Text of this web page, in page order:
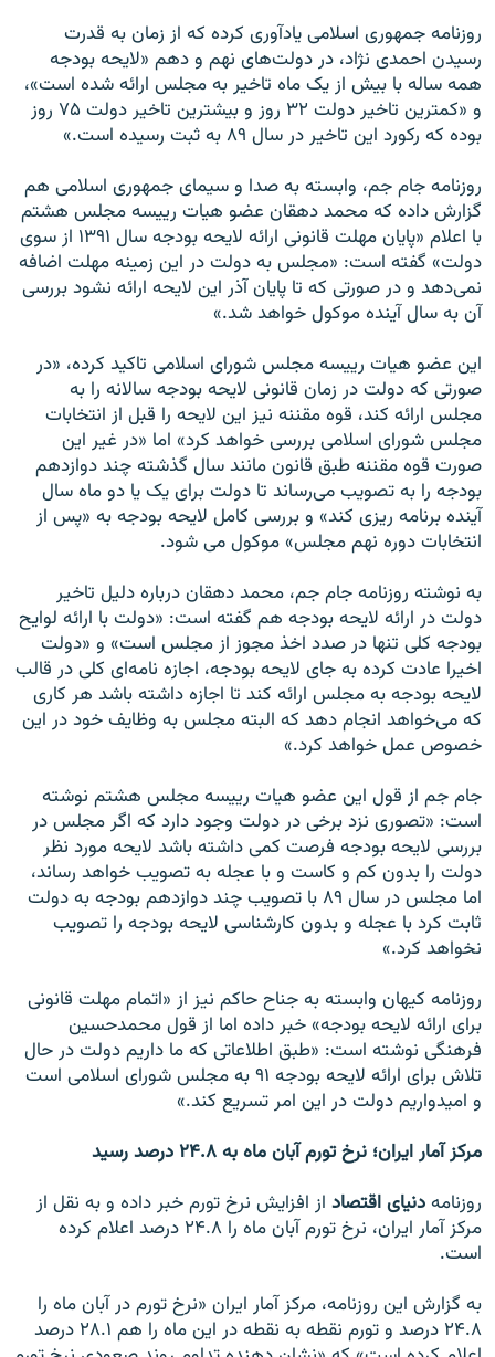
روزنامه جمهوری اسلامی يادآوری کرده که از زمان به قدرت
رسيدن احمدی نژاد، در دولت‌های نهم و دهم «لايحه بودجه
همه ساله با بيش از يک ماه تاخير به مجلس ارائه شده است»،
و «کمترين تاخير دولت ۳۲ روز و بيشترين تاخير دولت ۷۵ روز
بوده که رکورد اين تاخير در سال ۸۹ به ثبت رسيده است.»
روزنامه جام جم، وابسته به صدا و سيمای جمهوری اسلامی هم
گزارش داده که محمد دهقان عضو هيات ریيسه مجلس هشتم
با اعلام «پایان مهلت قانونی ارائه لايحه بودجه سال ۱۳۹۱ از سوی
دولت» گفته است: «مجلس به دولت در اين زمينه مهلت اضافه
نمی‌دهد و در صورتی که تا پايان آذر اين لايحه ارائه نشود بررسی
آن به سال آينده موکول خواهد شد.»
اين عضو هيات ریيسه مجلس شورای اسلامی تاکيد کرده، «در
صورتی که دولت در زمان قانونی لايحه بودجه سالانه را به
مجلس ارائه کند، قوه مقننه نيز اين لايحه را قبل از انتخابات
مجلس شورای اسلامی بررسی خواهد کرد» اما «در غير اين
صورت قوه مقننه طبق قانون مانند سال گذشته چند دوازدهم
بودجه را به تصويب می‌رساند تا دولت برای يک يا دو ماه سال
آينده برنامه ريزی کند» و بررسی کامل لايحه بودجه به «پس از
انتخابات دوره نهم مجلس» موکول می شود.
به نوشته روزنامه جام جم، محمد دهقان درباره دليل تاخير
دولت در ارائه لايحه بودجه هم گفته است: «دولت با ارائه لوايح
بودجه کلی تنها در صدد اخذ مجوز از مجلس است» و «دولت
اخيرا عادت کرده به جای لايحه بودجه، اجازه نامه‌ای کلی در قالب
لايحه بودجه به مجلس ارائه کند تا اجازه داشته باشد هر کاری
که می‌خواهد انجام دهد که البته مجلس به وظايف خود در اين
خصوص عمل خواهد کرد.»
جام جم از قول اين عضو هيات ریيسه مجلس هشتم نوشته
است: «تصوری نزد برخی در دولت وجود دارد که اگر مجلس در
بررسی لايحه بودجه فرصت کمی داشته باشد لايحه مورد نظر
دولت را بدون کم و کاست و با عجله به تصويب خواهد رساند،
اما مجلس در سال ۸۹ با تصويب چند دوازدهم بودجه به دولت
ثابت کرد با عجله و بدون کارشناسی لايحه بودجه را تصويب
نخواهد کرد.»
روزنامه کيهان وابسته به جناح حاکم نيز از «اتمام مهلت قانونی
برای ارائه لايحه بودجه» خبر داده اما از قول محمدحسين
فرهنگی نوشته است: «طبق اطلاعاتی که ما داريم دولت در حال
تلاش برای ارائه لايحه بودجه ۹۱ به مجلس شورای اسلامی است
و اميدواريم دولت در اين امر تسريع کند.»
مرکز آمار ايران؛ نرخ تورم آبان ماه به ۲۴.۸ درصد رسيد
روزنامهدنيای اقتصاد از افزايش نرخ تورم خبر داده و به نقل از
مرکز آمار ايران، نرخ تورم آبان ماه را ۲۴.۸ درصد اعلام کرده
است.
به گزارش اين روزنامه، مرکز آمار ايران «نرخ تورم در آبان ماه را
۲۴.۸ درصد و تورم نقطه به نقطه در اين ماه را هم ۲۸.۱ درصد